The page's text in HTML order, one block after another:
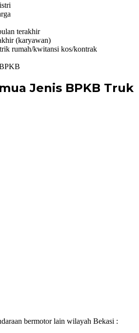
terakhir
(karyawan)
rumah/kwitansi kos/kontrak
Jenis BPKB Truk
bermotor lain wilayah Bekasi :